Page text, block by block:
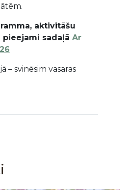
aktivitāšu
sadaļā Ar
– svinēsim vasaras